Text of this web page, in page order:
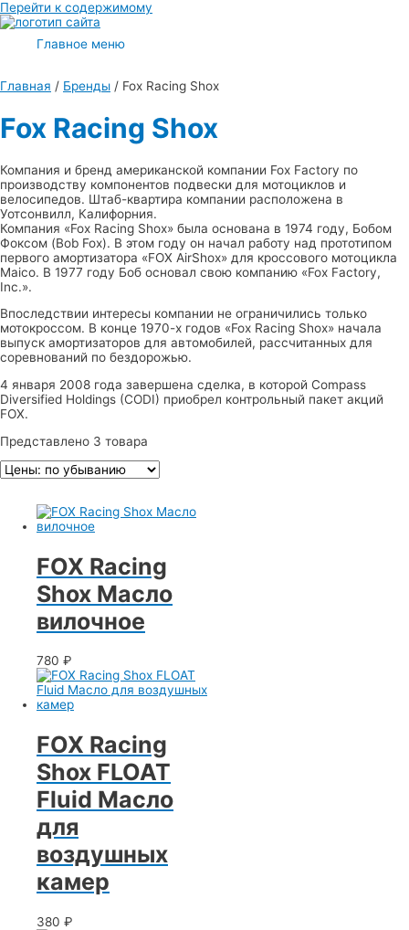
Перейти к содержимому
Главное меню
Главная / Бренды / Fox Racing Shox
Fox Racing Shox
Компания и бренд американской компании Fox Factory по
производству компонентов подвески для мотоциклов и
велосипедов. Штаб-квартира компании расположена в
Уотсонвилл, Калифорния.
Компания «Fox Racing Shox» была основана в 1974 году, Бобом
Фоксом (Bob Fox). В этом году он начал работу над прототипом
первого амортизатора «FOX AirShox» для кроссового мотоцикла
Maico. В 1977 году Боб основал свою компанию «Fox Factory,
Inc.».
Впоследствии интересы компании не ограничились только
мотокроссом. В конце 1970-х годов «Fox Racing Shox» начала
выпуск амортизаторов для автомобилей, рассчитанных для
соревнований по бездорожью.
4 января 2008 года завершена сделка, в которой Compass
Diversified Holdings (CODI) приобрел контрольный пакет акций
FOX.
Представлено 3 товара
FOX Racing
Shox Масло
вилочное
780 ₽
FOX Racing
Shox FLOAT
Fluid Масло
для
воздушных
камер
380 ₽